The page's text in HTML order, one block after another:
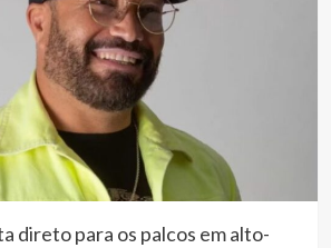
direto para os palcos em alto-